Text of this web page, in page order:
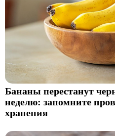
Бананы перестанут
неделю: запомните
хранения